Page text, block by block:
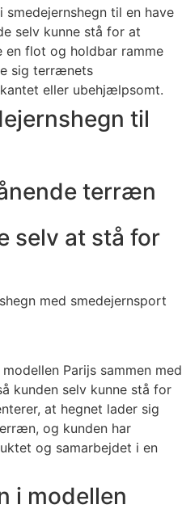
til en have
selv kunne stå for at
en flot og holdbar ramme
sig terrænets
eller ubehjælpsomt.
til
terræn
selv at stå for
Parijs sammen med
kunden selv kunne stå for
at hegnet lader sig
og kunden har
og samarbejdet i en
i modellen